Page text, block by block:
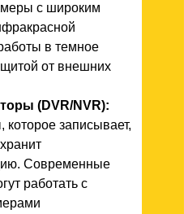
с широким
в темное
от внешних
(DVR/NVR):
записывает,
Современные
работать с